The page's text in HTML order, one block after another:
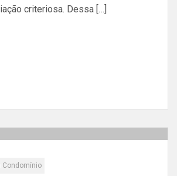
criteriosa. Dessa […]
Condomínio